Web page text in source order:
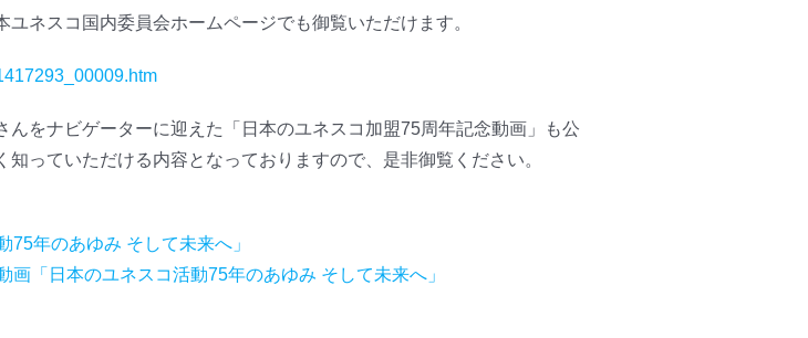
ネスコ国内委員会ホームページでも御覧いただけます。
をナビゲーターに迎えた「日本のユネスコ加盟75周年記念動画」も公
っていただける内容となっておりますので、是非御覧ください。
年のあゆみ そして未来へ」
「日本のユネスコ活動75年のあゆみ そして未来へ」